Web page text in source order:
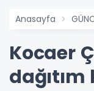
Anasayfa
Kocaer
dağıtım